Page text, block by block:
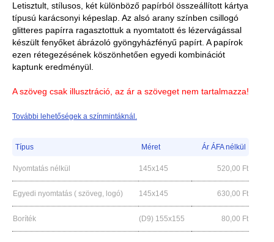
Letisztult, stílusos, két különböző papírból összeállított kártya
típusú karácsonyi képeslap. Az alsó arany színben csillogó
glitteres papírra ragasztottuk a nyomtatott és lézervágással
készült fenyőket ábrázoló gyöngyházfényű papírt. A papírok
ezen rétegezésének köszönhetően egyedi kombinációt
kaptunk eredményül.
A szöveg csak illusztráció, az ár a szöveget nem tartalmazza!
További lehetőségek a színmintáknál.
Típus Méret Ár ÁFA nélkül
Nyomtatás nélkül 145x145 520,00 Ft
Egyedi nyomtatás ( szöveg, logó) 145x145 630,00 Ft
Boríték (D9) 155x155 80,00 Ft